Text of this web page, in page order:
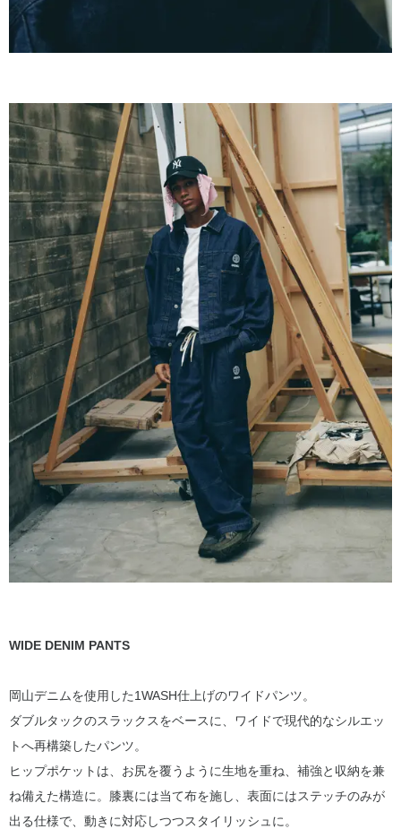
WIDE DENIM PANTS
岡山デニムを使用した1WASH仕上げのワイドパンツ。
ダブルタックのスラックスをベースに、ワイドで現代的なシルエッ
トへ再構築したパンツ。
ヒップポケットは、お尻を覆うように生地を重ね、補強と収納を兼
ね備えた構造に。膝裏には当て布を施し、表面にはステッチのみが
出る仕様で、動きに対応しつつスタイリッシュに。